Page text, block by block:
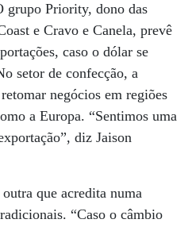
grupo Priority, dono das
e Cravo e Canela, prevê
caso o dólar se
setor de confecção, a
negócios em regiões
a Europa. “Sentimos uma
diz Jaison
que acredita numa
“Caso o câmbio